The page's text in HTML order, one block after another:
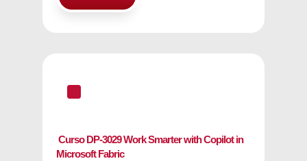
^
Curso DP-3029 Work Smarter with Copilot in
Microsoft Fabric